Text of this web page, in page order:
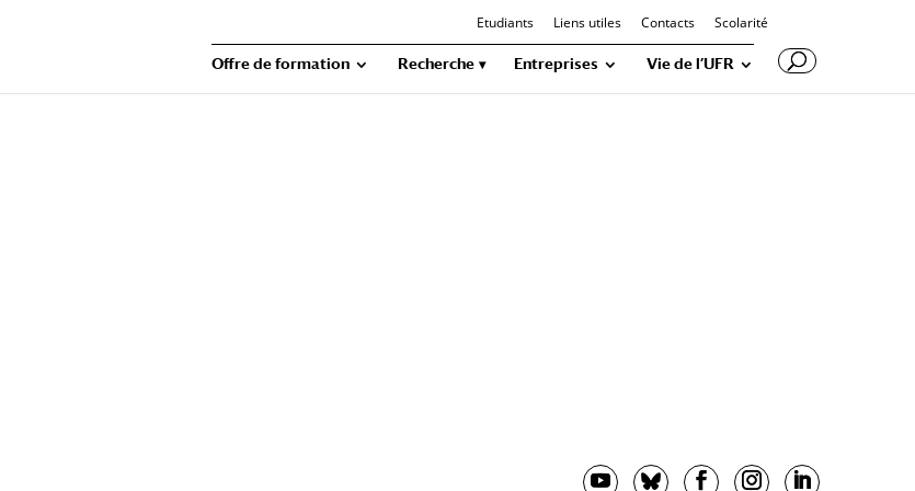
Etudiants Liens utiles Contacts Scolarité
Offre de formation Recherche Entreprises Vie de l’UFR